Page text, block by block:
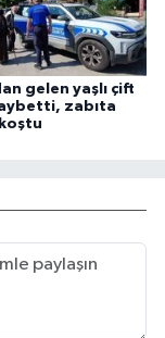
gelen yaşlı çift
zabıta